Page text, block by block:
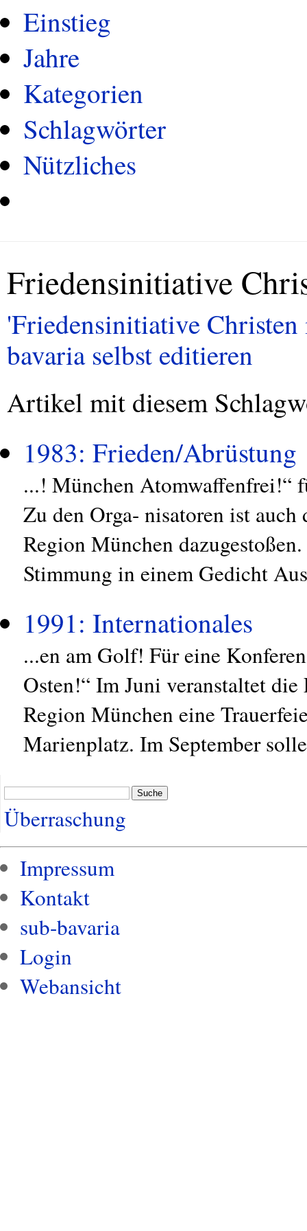
Einstieg
Jahre
Kategorien
Schlagwörter
Nützliches
Friedensinitiative
'Friedensinitiative
bavaria selbst editieren
Artikel mit diesem
1983: Frieden/Abrüstung
...! München Atomwaffenfrei!“
Zu den Orga- nisatoren ist
Region München
Stimmung in einem Gedicht
1991: Internationales
...en am Golf! Für eine
Osten!“ Im Juni veranstaltet
Region München eine
Marienplatz. Im September
Suche
Überraschung
Impressum
Kontakt
sub-bavaria
Login
Webansicht